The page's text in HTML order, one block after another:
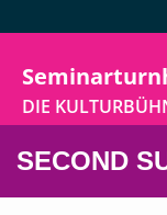
DIE
Home
Programm
SECOND